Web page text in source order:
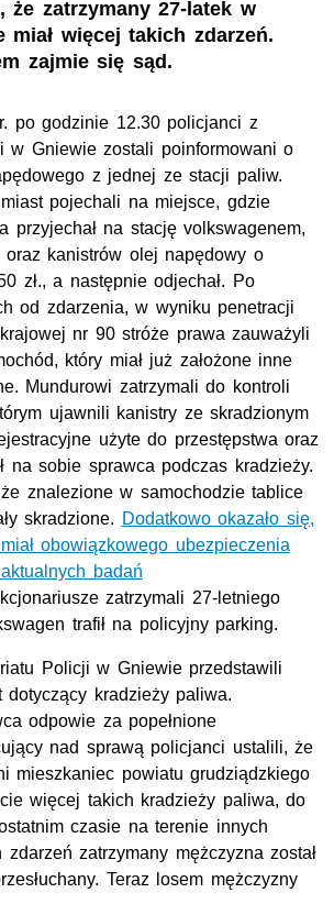
że zatrzymany 27-latek w
miał więcej takich zdarzeń.
zajmie się sąd.
po godzinie 12.30 policjanci z
w Gniewie zostali poinformowani o
z jednej ze stacji paliw.
pojechali na miejsce, gdzie
przyjechał na stację volkswagenem,
oraz kanistrów olej napędowy o
zł., a następnie odjechał. Po
od zdarzenia, w wyniku penetracji
nr 90 stróże prawa zauważyli
który miał już założone inne
Mundurowi zatrzymali do kontroli
ujawnili kanistry ze skradzionym
użyte do przestępstwa oraz
na sobie sprawca podczas kradzieży.
znalezione w samochodzie tablice
skradzione. Dodatkowo okazało się,
obowiązkowego ubezpieczenia
badań
zatrzymali 27-letniego
trafił na policyjny parking.
Policji w Gniewie przedstawili
dotyczący kradzieży paliwa.
odpowie za popełnione
nad sprawą policjanci ustalili, że
mieszkaniec powiatu grudziądzkiego
więcej takich kradzieży paliwa, do
czasie na terenie innych
zatrzymany mężczyzna został
Teraz losem mężczyzny